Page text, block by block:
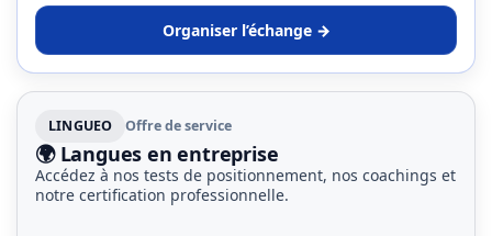
Organiser l’échange →
LINGUEO Offre de service
🌍 Langues en entreprise
Accédez à nos tests de positionnement, nos coachings et
notre certification professionnelle.